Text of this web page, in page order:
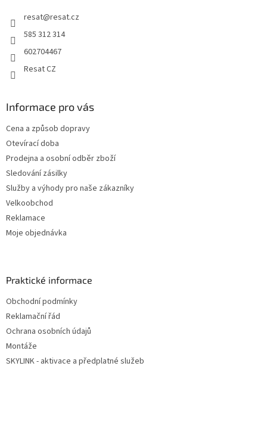
resat@resat.cz
585 312 314
602704467
Resat CZ
Informace pro vás
Cena a způsob dopravy
Otevírací doba
Prodejna a osobní odběr zboží
Sledování zásilky
Služby a výhody pro naše zákazníky
Velkoobchod
Reklamace
Moje objednávka
Praktické informace
Obchodní podmínky
Reklamační řád
Ochrana osobních údajů
Montáže
SKYLINK - aktivace a předplatné služeb